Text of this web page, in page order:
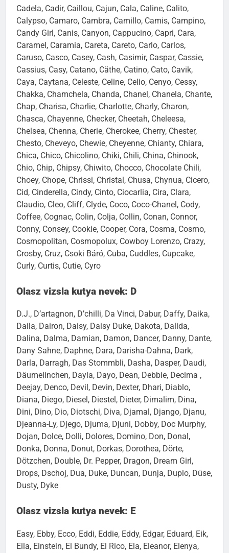
Cadela, Cadir, Caillou, Cajun, Cala, Caline, Calito,
Calypso, Camaro, Cambra, Camillo, Camis, Campino,
Candy Girl, Canis, Canyon, Cappucino, Capri, Cara,
Caramel, Caramia, Careta, Careto, Carlo, Carlos,
Caruso, Casco, Casey, Cash, Casimir, Caspar, Cassie,
Cassius, Casy, Catano, Cäthe, Catino, Cato, Cavik,
Caya, Caytana, Celeste, Celine, Celio, Cenyo, Cessy,
Chakka, Chamchela, Chanda, Chanel, Chanela, Chante,
Chap, Charisa, Charlie, Charlotte, Charly, Charon,
Chasca, Chayenne, Checker, Cheetah, Cheleesa,
Chelsea, Chenna, Cherie, Cherokee, Cherry, Chester,
Chesto, Cheveyo, Chewie, Cheyenne, Chianty, Chiara,
Chica, Chico, Chicolino, Chiki, Chili, China, Chinook,
Chio, Chip, Chipsy, Chiwito, Chocco, Chocolate Chili,
Choey, Chope, Chrissi, Christal, Chusa, Chynua, Cicero,
Cid, Cinderella, Cindy, Cinto, Ciocarlia, Cira, Clara,
Claudio, Cleo, Cliff, Clyde, Coco, Coco-Chanel, Cody,
Coffee, Cognac, Colin, Colja, Collin, Conan, Connor,
Conny, Consey, Cookie, Cooper, Cora, Cosma, Cosmo,
Cosmopolitan, Cosmopolux, Cowboy Lorenzo, Crazy,
Crosby, Cruz, Csoki Báró, Cuba, Cuddles, Cupcake,
Curly, Curtis, Cutie, Cyro
Olasz vizsla kutya nevek: D
D.J., D’artagnon, D’chilli, Da Vinci, Dabur, Daffy, Daika,
Daila, Dairon, Daisy, Daisy Duke, Dakota, Dalida,
Dalina, Dalma, Damian, Damon, Dancer, Danny, Dante,
Dany Sahne, Daphne, Dara, Darisha-Dahna, Dark,
Darla, Darragh, Das Stommbli, Dasha, Dasper, Daudi,
Däumelinchen, Dayla, Dayo, Dean, Debbie, Decima ,
Deejay, Denco, Devil, Devin, Dexter, Dhari, Diablo,
Diana, Diego, Diesel, Diestel, Dieter, Dimalim, Dina,
Dini, Dino, Dio, Diotschi, Diva, Djamal, Django, Djanu,
Djeanna-Ly, Djego, Djuma, Djuni, Dobby, Doc Murphy,
Dojan, Dolce, Dolli, Dolores, Domino, Don, Donal,
Donka, Donna, Donut, Dorkas, Dorothea, Dörte,
Dötzchen, Double, Dr. Pepper, Dragon, Dream Girl,
Drops, Dschoj, Dua, Duke, Duncan, Dunja, Duplo, Düse,
Dusty, Dyke
Olasz vizsla kutya nevek: E
Easy, Ebby, Ecco, Eddi, Eddie, Eddy, Edgar, Eduard, Eik,
Eila, Einstein, El Bundy, El Rico, Ela, Eleanor, Elenya,